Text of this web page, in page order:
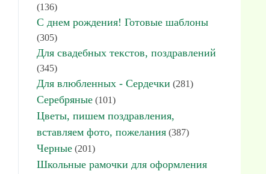
(136)
С днем рождения! Готовые шаблоны
(305)
Для свадебных текстов, поздравлений
(345)
Для влюбленных - Сердечки (281)
Серебряные (101)
Цветы, пишем поздравления,
вставляем фото, пожелания (387)
Черные (201)
Школьные рамочки для оформления